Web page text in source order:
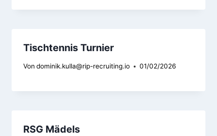
Tischtennis Turnier
Von dominik.kulla@rip-recruiting.io 01/02/2026
RSG Mädels